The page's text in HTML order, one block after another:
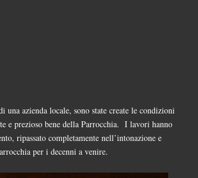
una azienda locale, sono state create le condizioni
e prezioso bene della Parrocchia. I lavori hanno
ripassato completamente nell’intonazione e
per i decenni a venire.